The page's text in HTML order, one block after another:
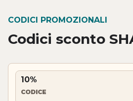
CODICI PROMOZIONALI
Codici sconto
10%
CODICE